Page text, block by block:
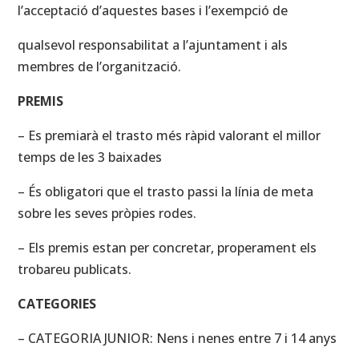
l’acceptació d’aquestes bases i l’exempció de
qualsevol responsabilitat a l’ajuntament i als
membres de l’organització.
PREMIS
– Es premiarà el trasto més ràpid valorant el millor
temps de les 3 baixades
– És obligatori que el trasto passi la línia de meta
sobre les seves pròpies rodes.
– Els premis estan per concretar, properament els
trobareu publicats.
CATEGORIES
– CATEGORIA JUNIOR: Nens i nenes entre 7 i 14 anys